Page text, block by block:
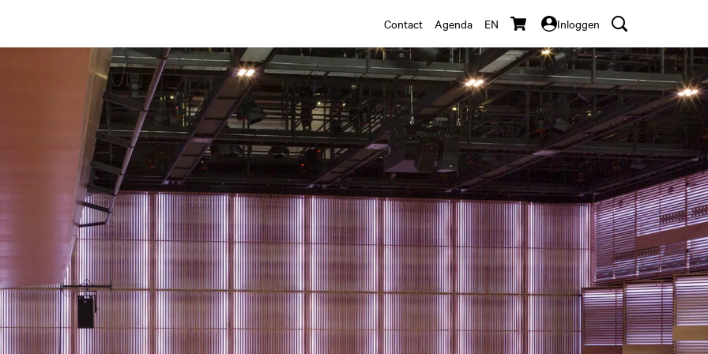
Contact Agenda EN Inloggen